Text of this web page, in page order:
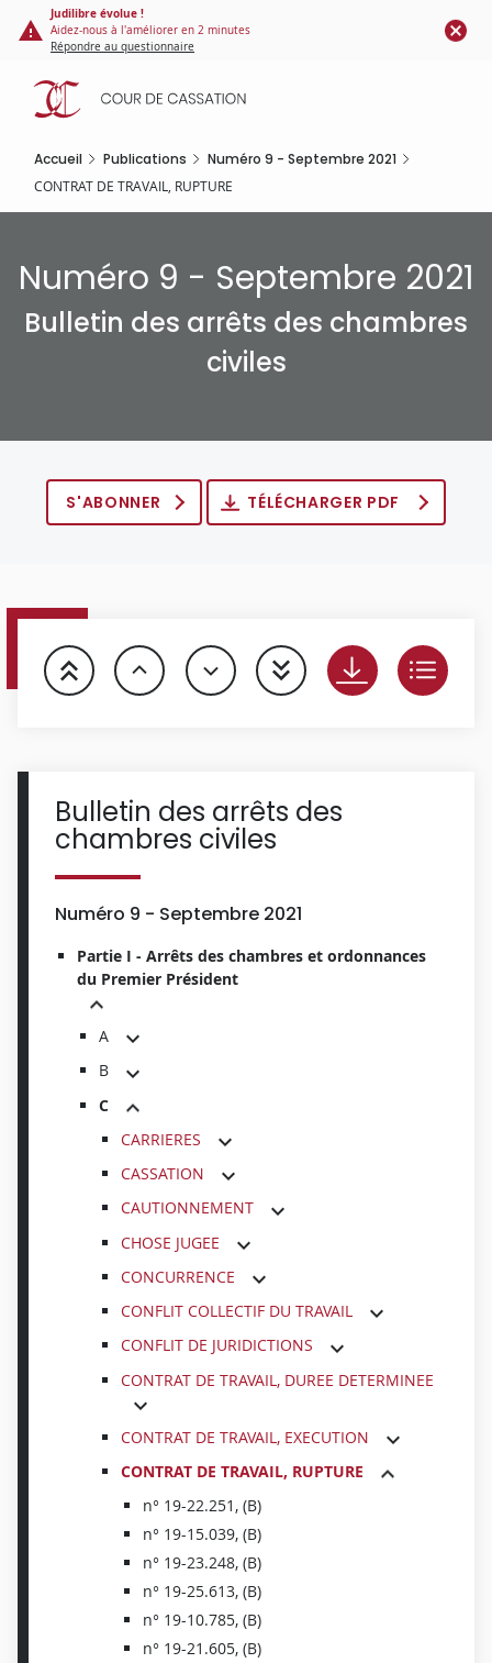
Panneau de gestion des cookies
contenu
principal
Judilibre évolue !
Aidez-nous à l'améliorer en 2 minutes
Répondre au questionnaire
Accueil Publications Numéro 9 - Septembre 2021
CONTRAT DE TRAVAIL, RUPTURE
Numéro 9 - Septembre 2021
Bulletin des arrêts des chambres
civiles
S'ABONNER TÉLÉCHARGER PDF
Bulletin des arrêts des
chambres civiles
Numéro 9 - Septembre 2021
Partie I - Arrêts des chambres et ordonnances
du Premier Président
A
B
C
CARRIERES
CASSATION
CAUTIONNEMENT
CHOSE JUGEE
CONCURRENCE
CONFLIT COLLECTIF DU TRAVAIL
CONFLIT DE JURIDICTIONS
CONTRAT DE TRAVAIL, DUREE DETERMINEE
CONTRAT DE TRAVAIL, EXECUTION
CONTRAT DE TRAVAIL, RUPTURE
n° 19-22.251, (B)
n° 19-15.039, (B)
n° 19-23.248, (B)
n° 19-25.613, (B)
n° 19-10.785, (B)
n° 19-21.605, (B)